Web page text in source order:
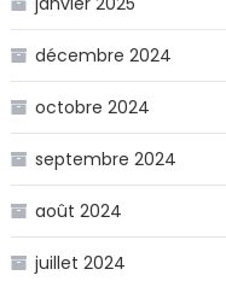
décembre 2024
octobre 2024
septembre 2024
août 2024
juillet 2024